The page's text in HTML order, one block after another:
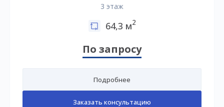
3 этаж
64,3 м2
По запросу
Подробнее
Заказать консультацию